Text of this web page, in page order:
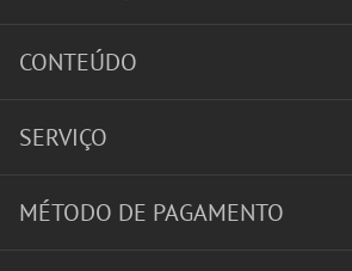
CONTEÚDO
SERVIÇO
MÉTODO DE PAGAMENTO